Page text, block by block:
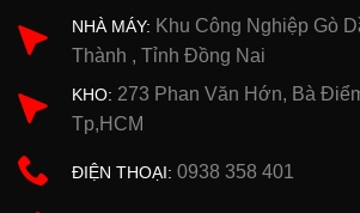
NHÀ MÁY: Khu Công Nghiệp Gò
Thành , Tỉnh Đồng Nai
KHO: 273 Phan Văn Hớn, Bà
Tp,HCM
ĐIỆN THOẠI: 0938 358 401